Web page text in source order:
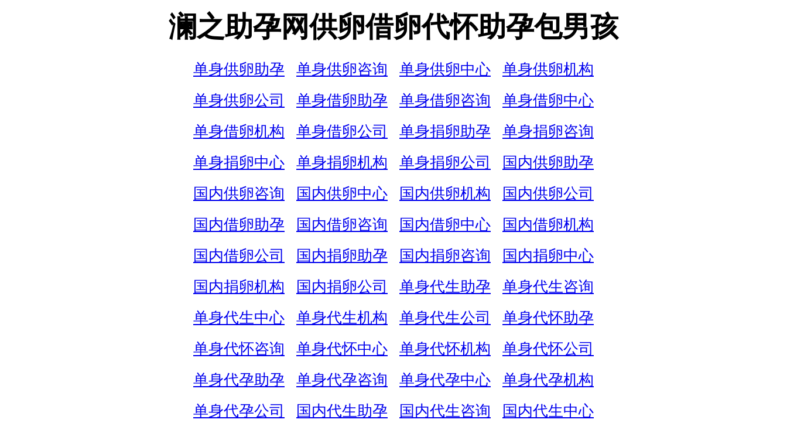
澜之助孕网供卵借卵代怀助孕包男孩
单身供卵助孕 单身供卵咨询 单身供卵中心
单身供卵机构
单身供卵公司
单身借卵助孕 单身借卵咨询
单身借卵中心
单身借卵机构
单身借卵公司 单身捐卵助孕
单身捐卵咨询
单身捐卵中心
单身捐卵机构 单身捐卵公司
国内供卵助孕
国内供卵咨询
国内供卵中心 国内供卵机构
国内供卵公司
国内借卵助孕
国内借卵咨询 国内借卵中心
国内借卵机构
国内借卵公司
国内捐卵助孕 国内捐卵咨询
国内捐卵中心
国内捐卵机构
国内捐卵公司 单身代生助孕
单身代生咨询
单身代生中心
单身代生机构 单身代生公司
单身代怀助孕
单身代怀咨询
单身代怀中心 单身代怀机构
单身代怀公司
单身代孕助孕
单身代孕咨询 单身代孕中心
单身代孕机构
单身代孕公司
国内代生助孕 国内代生咨询
国内代生中心